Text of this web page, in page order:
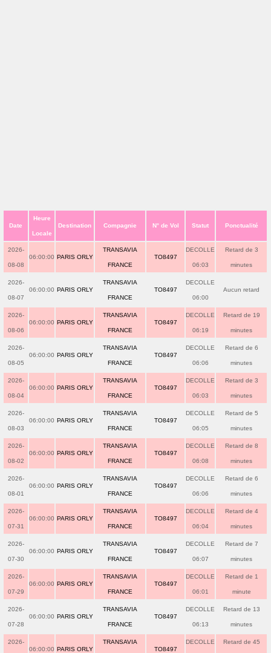
Date
Heure
Locale
Destination Compagnie N° de Vol Statut Ponctualité
2026-
08-08
06:00:00 PARIS ORLY
TRANSAVIA
FRANCE
TO8497
DECOLLE
06:03
Retard de 3
minutes
2026-
08-07
06:00:00 PARIS ORLY
TRANSAVIA
FRANCE
TO8497
DECOLLE
06:00
Aucun retard
2026-
08-06
06:00:00 PARIS ORLY
TRANSAVIA
FRANCE
TO8497
DECOLLE
06:19
Retard de 19
minutes
2026-
08-05
06:00:00 PARIS ORLY
TRANSAVIA
FRANCE
TO8497
DECOLLE
06:06
Retard de 6
minutes
2026-
08-04
06:00:00 PARIS ORLY
TRANSAVIA
FRANCE
TO8497
DECOLLE
06:03
Retard de 3
minutes
2026-
08-03
06:00:00 PARIS ORLY
TRANSAVIA
FRANCE
TO8497
DECOLLE
06:05
Retard de 5
minutes
2026-
08-02
06:00:00 PARIS ORLY
TRANSAVIA
FRANCE
TO8497
DECOLLE
06:08
Retard de 8
minutes
2026-
08-01
06:00:00 PARIS ORLY
TRANSAVIA
FRANCE
TO8497
DECOLLE
06:06
Retard de 6
minutes
2026-
07-31
06:00:00 PARIS ORLY
TRANSAVIA
FRANCE
TO8497
DECOLLE
06:04
Retard de 4
minutes
2026-
07-30
06:00:00 PARIS ORLY
TRANSAVIA
FRANCE
TO8497
DECOLLE
06:07
Retard de 7
minutes
2026-
07-29
06:00:00 PARIS ORLY
TRANSAVIA
FRANCE
TO8497
DECOLLE
06:01
Retard de 1
minute
2026-
07-28
06:00:00 PARIS ORLY
TRANSAVIA
FRANCE
TO8497
DECOLLE
06:13
Retard de 13
minutes
2026-
06:00:00 PARIS ORLY
TRANSAVIA
TO8497
DECOLLE Retard de 45